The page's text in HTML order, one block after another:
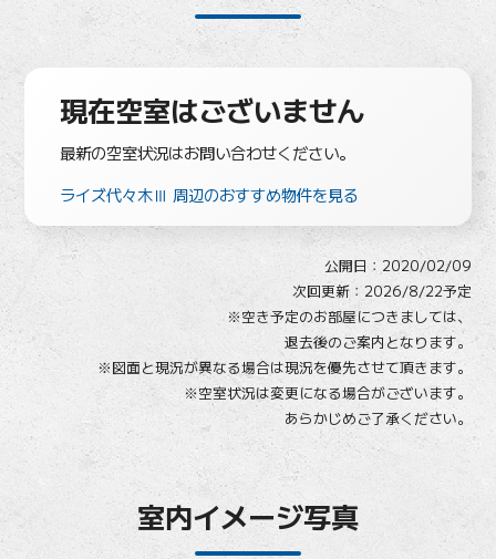
現在空室はございません
最新の空室状況はお問い合わせください。
ライズ代々木Ⅲ 周辺のおすすめ物件を見る
公開日： 2020/02/09
次回更新：2026/8/22予定
※空き予定のお部屋につきましては、
退去後のご案内となります。
※図面と現況が異なる場合は現況を優先させて頂きます。
※空室状況は変更になる場合がございます。
あらかじめご了承ください。
室内イメージ写真